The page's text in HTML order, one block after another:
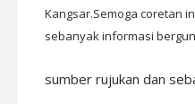
Kangsar.Semoga coretan
sebanyak informasi
sumber rujukan dan